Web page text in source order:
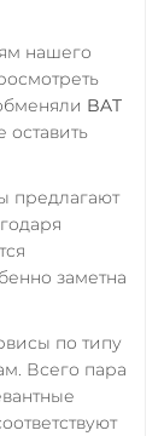
(USDC)
(UUSD)
Bitcoin (WBTC)
банк RUB
Стандарт RUB
ИП/ООО
нашего
BAT
оставить
предлагают
заметна
по типу
Всего пара